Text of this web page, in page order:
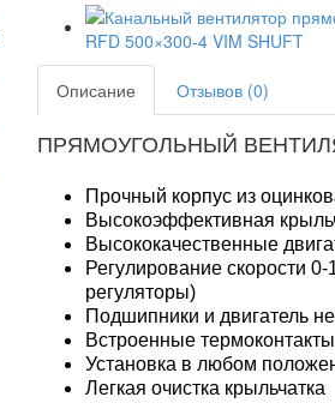
Описание Отзывов (0)
ПРЯМОУГОЛЬНЫЙ
Прочный корпус из
Высокоэффективная
Высококачественные
Регулирование скорости
регуляторы)
Подшипники и двигатель
Встроенные термоконтакты
Установка в любом
Легкая очистка крыльчатка